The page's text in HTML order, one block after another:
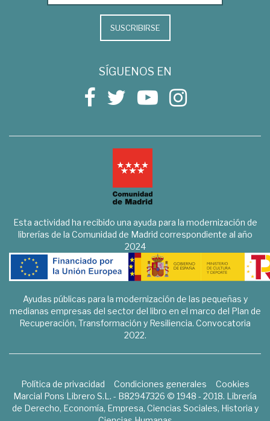
SUSCRIBIRSE
SÍGUENOS EN
Esta actividad ha recibido una ayuda para la modernización de
librerías de la Comunidad de Madrid correspondiente al año
2024
Ayudas públicas para la modernización de las pequeñas y
medianas empresas del sector del libro en el marco del Plan de
Recuperación, Transformación y Resiliencia. Convocatoria
2022.
Política de privacidad Condiciones generales
Cookies
Marcial Pons Librero S.L. - B82947326 © 1948 - 2018. Librería
de Derecho, Economía, Empresa, Ciencias Sociales, Historia y